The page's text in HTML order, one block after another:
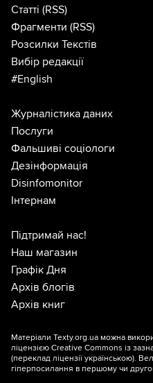
Статті (RSS)
Фрагменти (RSS)
Розсилки Текстів
Вибір редакції
#English
Журналістика даних
Послуги
Фальшиві соціологи
Дезінформація
Disinfomonitor
Інтернам
Підтримай нас!
Наш магазин
Графік Дня
Архів блогів
Архів книг
Матеріали Texty.org.ua можна
ліцензією Creative Commons із
(переклад ліцензії українською).
гіперпосилання в першому чи